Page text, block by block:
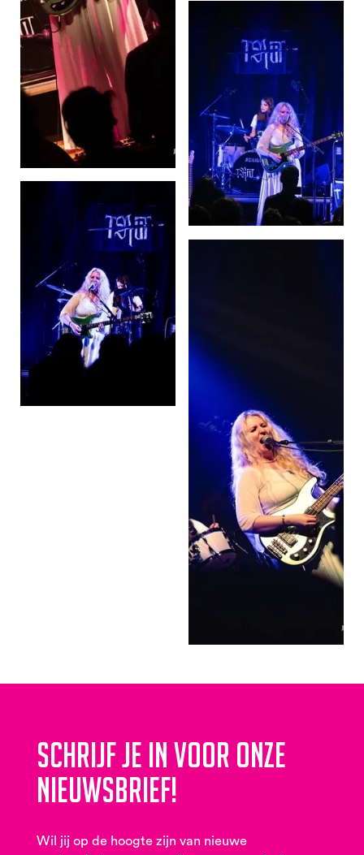
Schrijf je in voor onze
nieuwsbrief!
Wil jij op de hoogte zijn van nieuwe